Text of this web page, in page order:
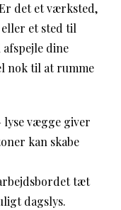
det et værksted,
et sted til
dine
nok til at rumme
lyse vægge giver
kan skabe
tæt
dagslys.